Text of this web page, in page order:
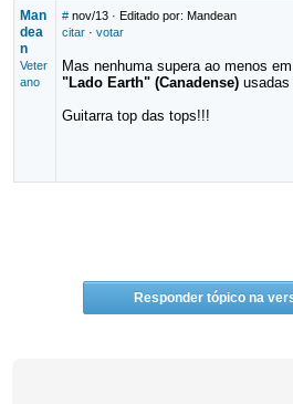
Man
dea
n
Veter
ano
# nov/13· Editado por: Mandean
citar· votar
Mas nenhuma supera ao menos
"Lado Earth" (Canadense)usadas
Guitarra top das tops!!!
Responder tópico na